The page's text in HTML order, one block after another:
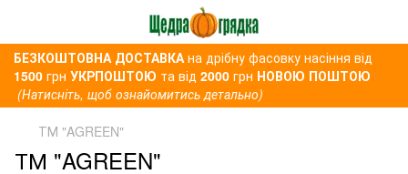
БЕЗКОШТОВНА ДОСТАВКАна дрібну фасовку насіння від
1500 грн УКРПОШТОЮ та від 2000 грн НОВОЮ ПОШТОЮ
(Натисніть, щоб ознайомитись детально)
ТМ "AGREEN"
ТМ "AGREEN"